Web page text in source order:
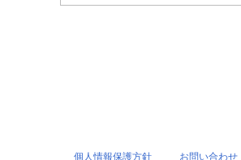
個人情報保護方針
お問い合わせ